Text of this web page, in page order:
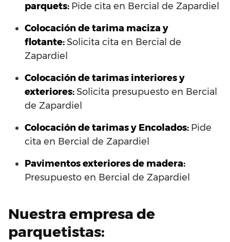
parquets: Pide cita en Bercial de Zapardiel
Colocación de tarima maciza y
flotante:Solicita cita en Bercial de
Zapardiel
Colocación de tarimas interiores y
exteriores:Solicita presupuesto en Bercial
de Zapardiel
Colocación de tarimas y Encolados: Pide
cita en Bercial de Zapardiel
Pavimentos exteriores de madera:
Presupuesto en Bercial de Zapardiel
Nuestra empresa de
parquetistas: